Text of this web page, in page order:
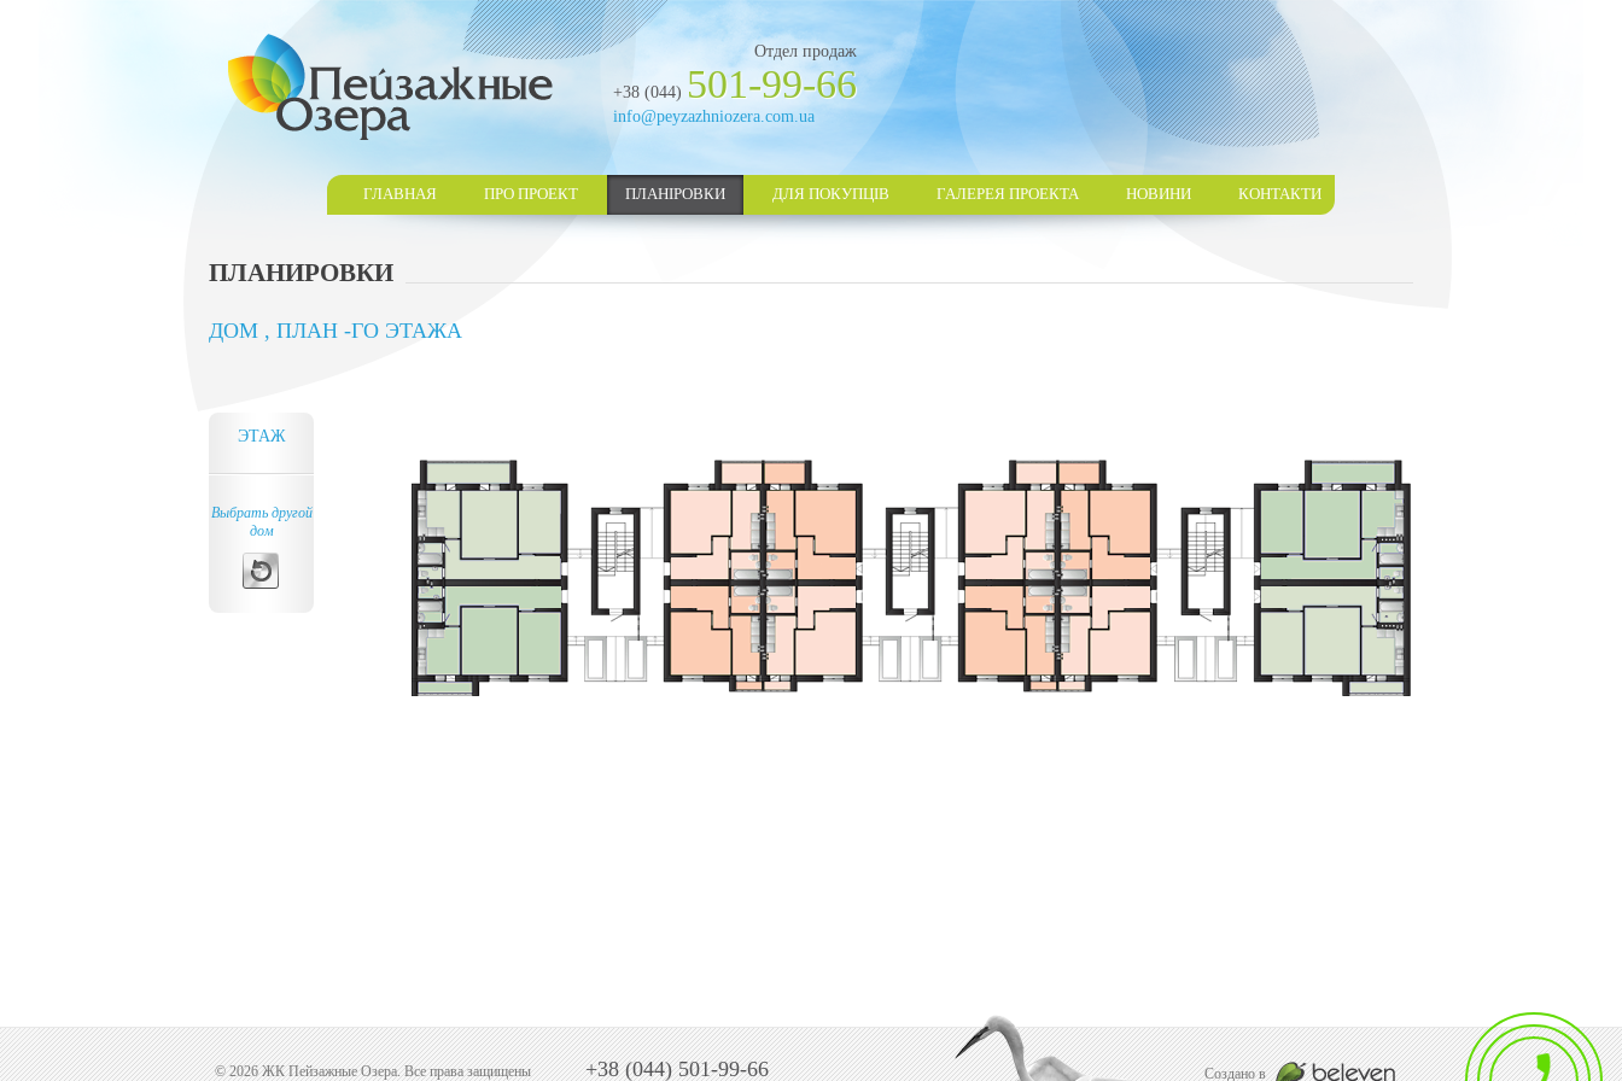
Отдел продаж
+38 (044) 501-99-66
info@peyzazhniozera.com.ua
ГЛАВНАЯ ПРО ПРОЕКТ ПЛАНІРОВКИ ДЛЯ ПОКУПЦІВ ГАЛЕРЕЯ ПРОЕКТА НОВИНИ КОНТАКТИ
ПЛАНИРОВКИ
ДОМ , ПЛАН -ГО ЭТАЖА
ЭТАЖ
Выбрать другой
дом
© 2026 ЖК Пейзажные Озера. Все права защищены +38 (044) 501-99-66 Создано в